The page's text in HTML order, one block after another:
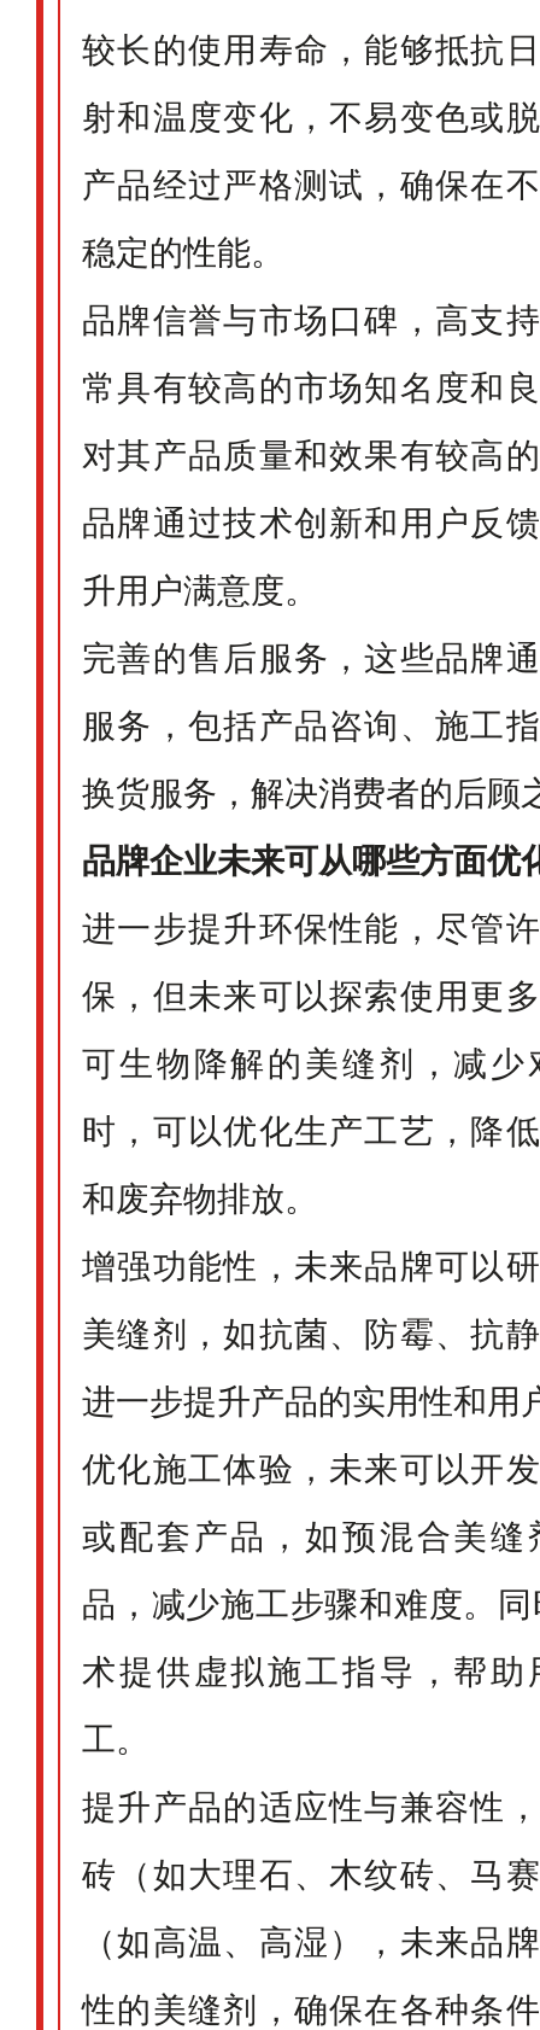
较长的使用寿命，能够抵抗
射和温度变化，不易变色或
产品经过严格测试，确保在
稳定的性能。
品牌信誉与市场口碑，高支
常具有较高的市场知名度和
对其产品质量和效果有较高
品牌通过技术创新和用户反
升用户满意度。
完善的售后服务，这些品牌
服务，包括产品咨询、施工
换货服务，解决消费者的后顾
品牌企业未来可从哪些方面优
进一步提升环保性能，尽管
保，但未来可以探索使用更
可生物降解的美缝剂，减少
时，可以优化生产工艺，降
和废弃物排放。
增强功能性，未来品牌可以
美缝剂，如抗菌、防霉、抗
进一步提升产品的实用性和用
优化施工体验，未来可以开
或配套产品，如预混合美缝
品，减少施工步骤和难度。
术提供虚拟施工指导，帮助
工。
提升产品的适应性与兼容性
砖（如大理石、木纹砖、马
（如高温、高湿），未来品
性的美缝剂，确保在各种条